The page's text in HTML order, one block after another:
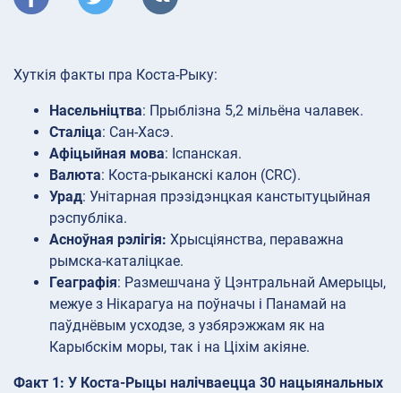
Хуткія факты пра Коста-Рыку:
Насельніцтва: Прыблізна 5,2 мільёна чалавек.
Сталіца: Сан-Хасэ.
Афіцыйная мова: Іспанская.
Валюта: Коста-рыканскі калон (CRC).
Урад: Унітарная прэзідэнцкая канстытуцыйная
рэспубліка.
Асноўная рэлігія: Хрысціянства, пераважна
рымска-каталіцкае.
Геаграфія: Размешчана ў Цэнтральнай Амерыцы,
межуе з Нікарагуа на поўначы і Панамай на
паўднёвым усходзе, з узбярэжжам як на
Карыбскім моры, так і на Ціхім акіяне.
Факт 1: У Коста-Рыцы налічваецца 30 нацыянальных